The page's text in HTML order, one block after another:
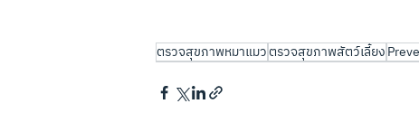
ตรวจสุขภาพหมาแมวตรวจสุขภาพสัตว์เลี้ยง